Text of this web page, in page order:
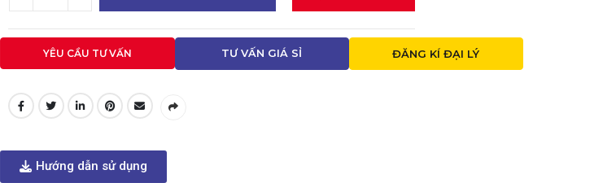
YÊU CẦU TƯ VẤN TƯ VẤN GIÁ SỈ ĐĂNG KÍ ĐẠI LÝ
Hướng dẫn sử dụng